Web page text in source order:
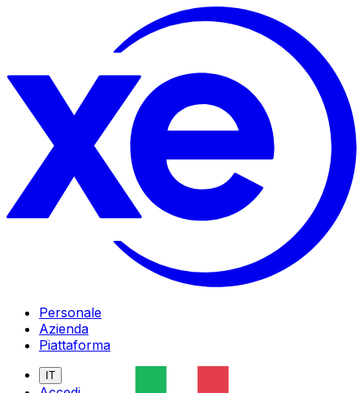
Personale
Azienda
Piattaforma
IT